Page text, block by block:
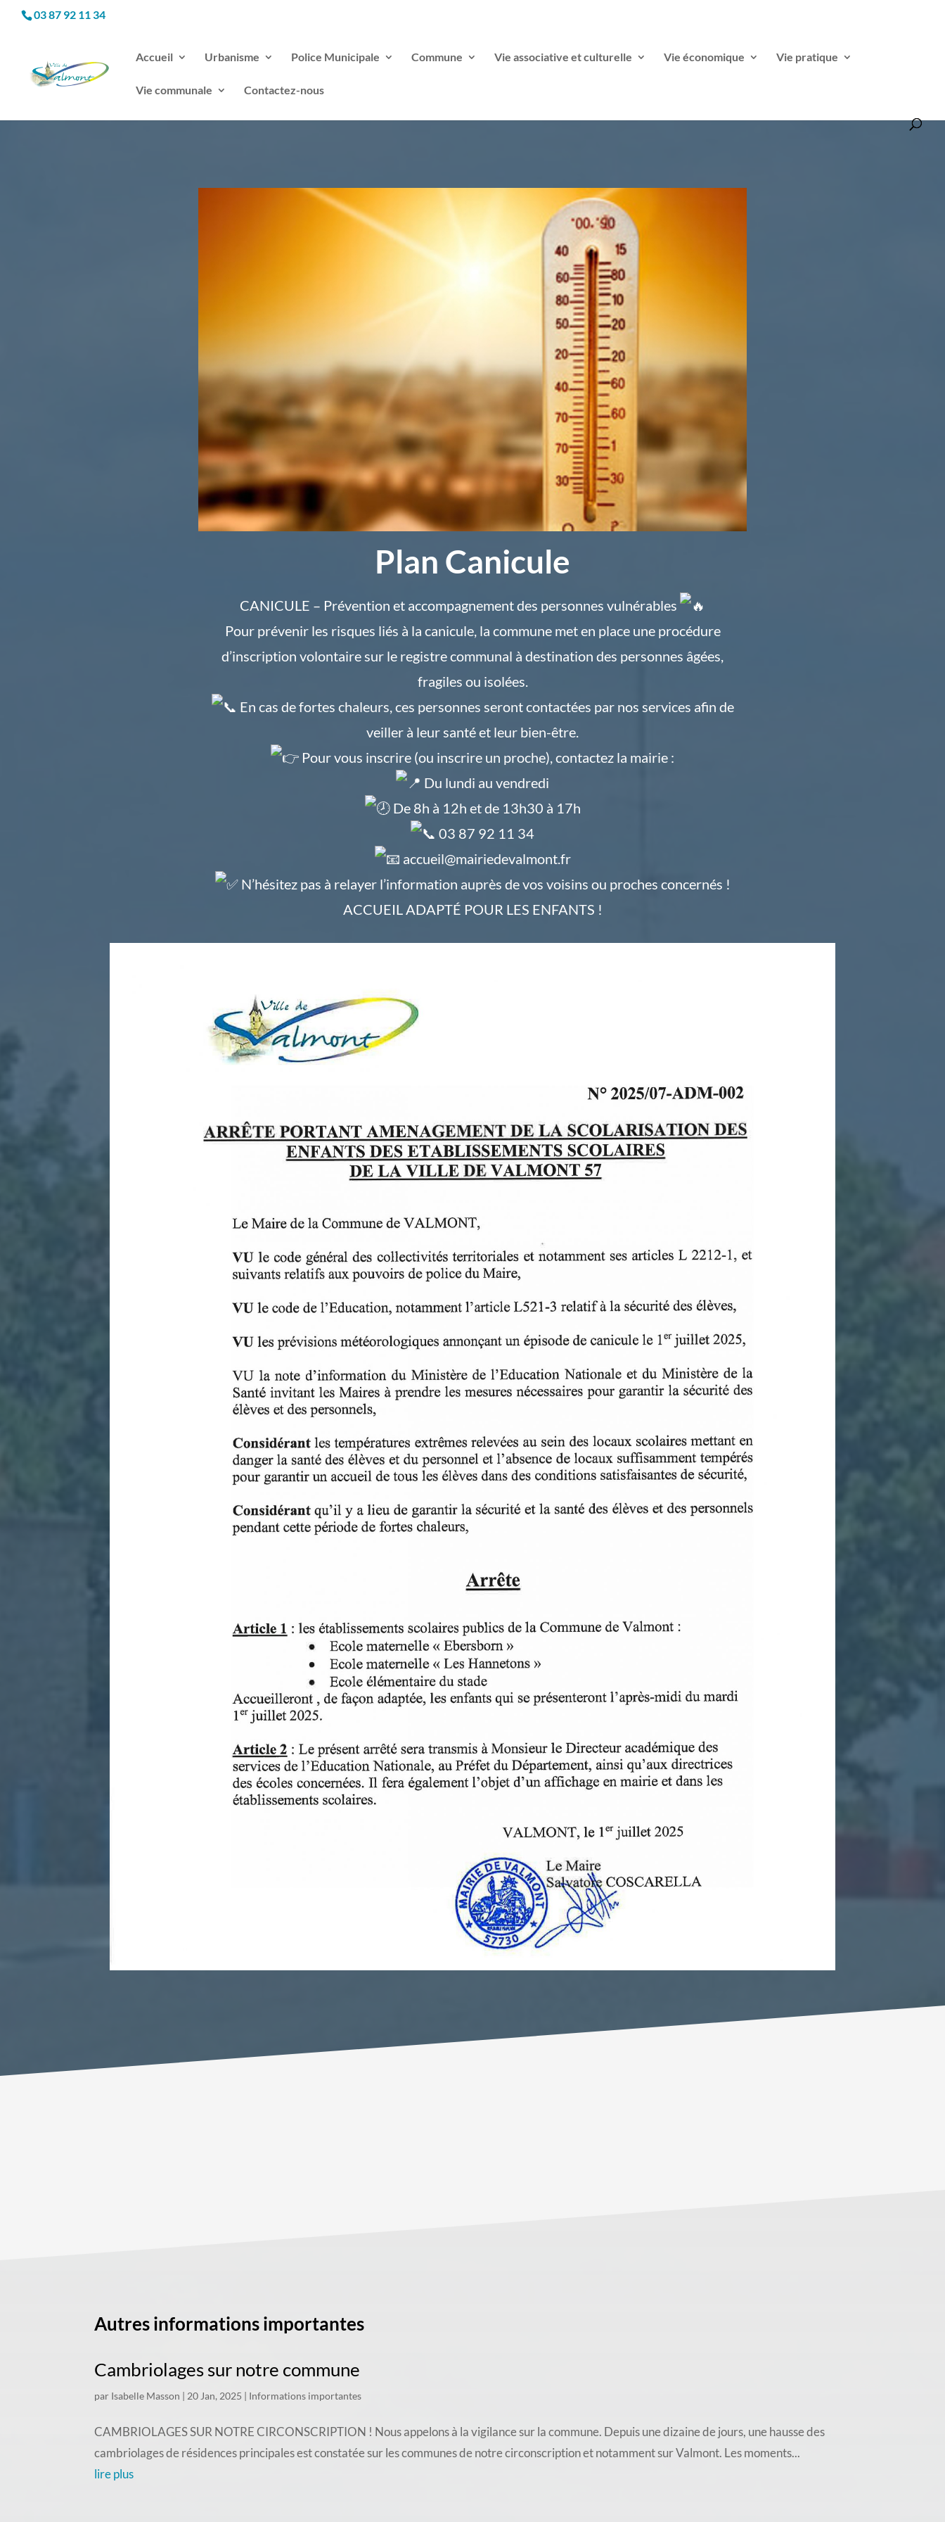
03 87 92 11 34
Accueil Urbanisme Police Municipale Commune Vie associative et culturelle Vie économique Vie pratique
Vie communale Contactez-nous
Plan Canicule
CANICULE – Prévention et accompagnement des personnes vulnérables
Pour prévenir les risques liés à la canicule, la commune met en place une procédure
d’inscription volontaire sur le registre communal à destination des personnes âgées,
fragiles ou isolées.
En cas de fortes chaleurs, ces personnes seront contactées par nos services afin de
veiller à leur santé et leur bien-être.
Pour vous inscrire (ou inscrire un proche), contactez la mairie :
Du lundi au vendredi
De 8h à 12h et de 13h30 à 17h
03 87 92 11 34
accueil@mairiedevalmont.fr
N’hésitez pas à relayer l’information auprès de vos voisins ou proches concernés !
ACCUEIL ADAPTÉ POUR LES ENFANTS !
Autres informations importantes
Cambriolages sur notre commune
par Isabelle Masson | 20 Jan, 2025 | Informations importantes
CAMBRIOLAGES SUR NOTRE CIRCONSCRIPTION ! Nous appelons à la vigilance sur la commune. Depuis une dizaine de jours, une hausse des
cambriolages de résidences principales est constatée sur les communes de notre circonscription et notamment sur Valmont. Les moments...
lire plus